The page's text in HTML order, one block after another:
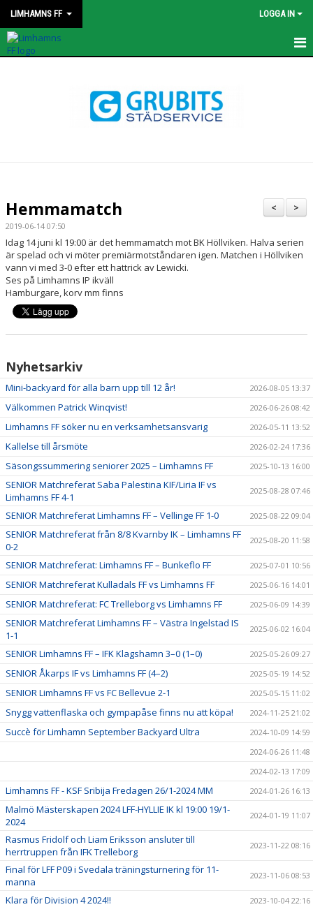
LIMHAMNS FF LOGGA IN
KALENDER
MATCHER
PROFILKLÄDER
AVGIFTER
LIMHAMN BACKYARD ULTRA
>
<
Hemmamatch
2019-06-14 07:50
Idag 14 juni kl 19:00 är det hemmamatch mot BK Höllviken. Halva serien
är spelad och vi möter premiärmotståndaren igen. Matchen i Höllviken
vann vi med 3-0 efter ett hattrick av Lewicki.
Ses på Limhamns IP ikväll
Hamburgare, korv mm finns
Nyhetsarkiv
Mini-backyard för alla barn upp till 12 år! 2026-08-05 13:37
Välkommen Patrick Winqvist! 2026-06-26 08:42
Limhamns FF söker nu en verksamhetsansvarig 2026-05-11 13:52
Kallelse till årsmöte 2026-02-24 17:36
Säsongssummering seniorer 2025 – Limhamns FF 2025-10-13 16:00
SENIOR Matchreferat Saba Palestina KIF/Liria IF vs
Limhamns FF 4-1
2025-08-28 07:46
SENIOR Matchreferat Limhamns FF – Vellinge FF 1-0 2025-08-22 09:04
SENIOR Matchreferat från 8/8 Kvarnby IK – Limhamns FF
0-2
2025-08-20 11:58
SENIOR Matchreferat: Limhamns FF – Bunkeflo FF 2025-07-01 10:56
SENIOR Matchreferat Kulladals FF vs Limhamns FF 2025-06-16 14:01
SENIOR Matchreferat: FC Trelleborg vs Limhamns FF 2025-06-09 14:39
SENIOR Matchreferat Limhamns FF – Västra Ingelstad IS
1-1
2025-06-02 16:04
SENIOR Limhamns FF – IFK Klagshamn 3–0 (1–0) 2025-05-26 09:27
SENIOR Åkarps IF vs Limhamns FF (4–2) 2025-05-19 14:52
SENIOR Limhamns FF vs FC Bellevue 2-1 2025-05-15 11:02
Snygg vattenflaska och gympapåse finns nu att köpa! 2024-11-25 21:02
Succè för Limhamn September Backyard Ultra
2024-10-09 14:59
2024-06-26 11:48
2024-02-13 17:09
Limhamns FF - KSF Sribija Fredagen 26/1-2024 MM 2024-01-26 16:13
Malmö Mästerskapen 2024 LFF-HYLLIE IK kl 19:00 19/1-
2024
2024-01-19 11:07
Rasmus Fridolf och Liam Eriksson ansluter till
herrtruppen från IFK Trelleborg
2023-11-22 08:16
Final för LFF P09 i Svedala träningsturnering för 11-
manna
2023-11-06 08:53
Klara för Division 4 2024!! 2023-10-04 22:16